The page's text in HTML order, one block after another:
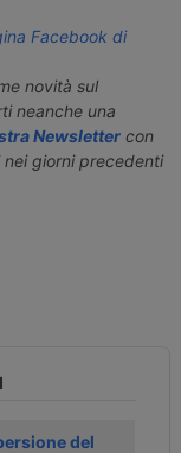
Facebook di
novità sul
neanche una
Newslettercon
giorni precedenti
del